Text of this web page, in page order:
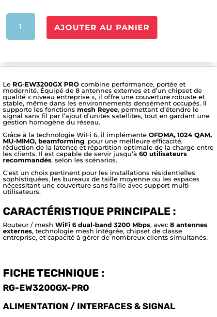
quantité
RG-
PRO
AJOUTER AU PANIER
Le RG-EW3200GX PRO combine performance, portée et
modernité. Équipé de 8 antennes externes et d’un chipset de
qualité « niveau entreprise », il offre une couverture robuste et
stable, même dans les environnements densément occupés. Il
supporte les fonctions mesh Reyee, permettant d’étendre le
signal sans fil par l’ajout d’unités satellites, tout en gardant une
gestion homogène du réseau.
Grâce à la technologie WiFi 6, il implémente OFDMA, 1024 QAM,
MU-MIMO, beamforming, pour une meilleure efficacité,
réduction de la latence et répartition optimale de la charge entre
les clients. Il est capable de servir jusqu’à 60 utilisateurs
recommandés, selon les scénarios.
C’est un choix pertinent pour les installations résidentielles
sophistiquées, les bureaux de taille moyenne ou les espaces
nécessitant une couverture sans faille avec support multi-
utilisateurs.
CARACTÉRISTIQUE PRINCIPALE :
Routeur / mesh WiFi 6 dual-band 3200 Mbps, avec 8 antennes
externes, technologie mesh intégrée, chipset de classe
entreprise, et capacité à gérer de nombreux clients simultanés.
FICHE TECHNIQUE :
RG-EW3200GX-PRO
ALIMENTATION / INTERFACES & SIGNAL